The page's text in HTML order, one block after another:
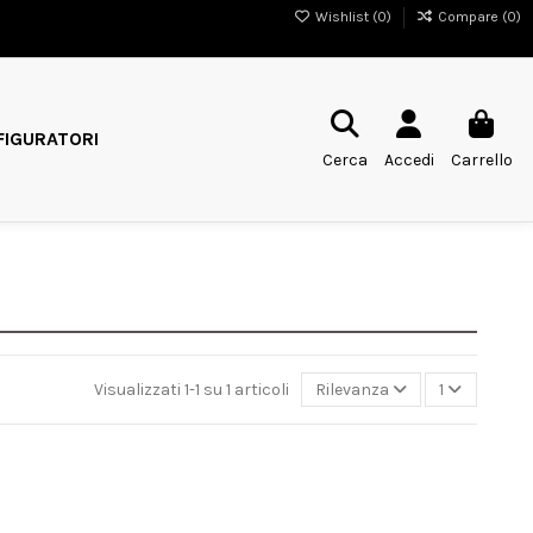
Wishlist (0) Compare (0)
Cerca Accedi Carrello
Visualizzati 1-1 su 1 articoli Rilevanza 1